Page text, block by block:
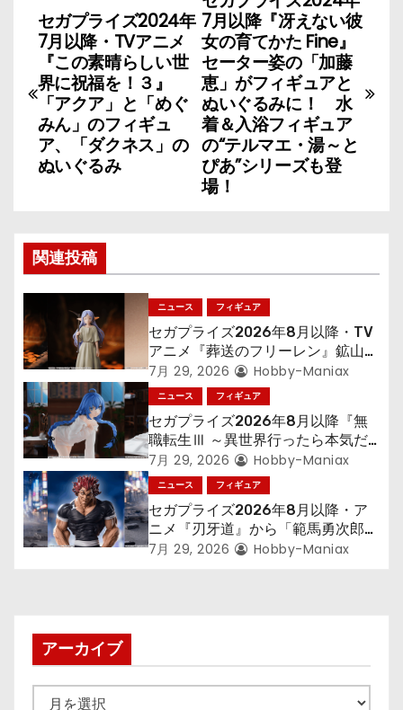
投
稿
ナ
ビ
ゲ
シ
ョ
ン
7月以降『冴えない彼
女の育てかた Fine』
セーター姿の「加藤
恵」がフィギュアと
ぬいぐるみに！ 水
着＆入浴フィギュア
の“テルマエ・湯～と
ぴあ”シリーズも登
場！
セガプライズ2024年
7月以降・TVアニメ
『この素晴らしい世
界に祝福を！３』
「アクア」と「めぐ
みん」のフィギュ
ア、「ダクネス」の
ぬいぐるみ
関連投稿
ニュース フィギュア
セガプライズ2026年8月以降・TV
アニメ『葬送のフリーレン』鉱山で
300年働くことになっっちゃった
「フリーレン」を立体化！
7月 29, 2026 Hobby-Maniax
ニュース フィギュア
セガプライズ2026年8月以降『無
職転生Ⅲ ～異世界行ったら本気だ
す～』から「ロキシー」のフィギュ
アが登場！
7月 29, 2026 Hobby-Maniax
ニュース フィギュア
セガプライズ2026年8月以降・ア
ニメ『刃牙道』から「範馬勇次郎」
が登場ッッ!!
7月 29, 2026 Hobby-Maniax
アーカイブ